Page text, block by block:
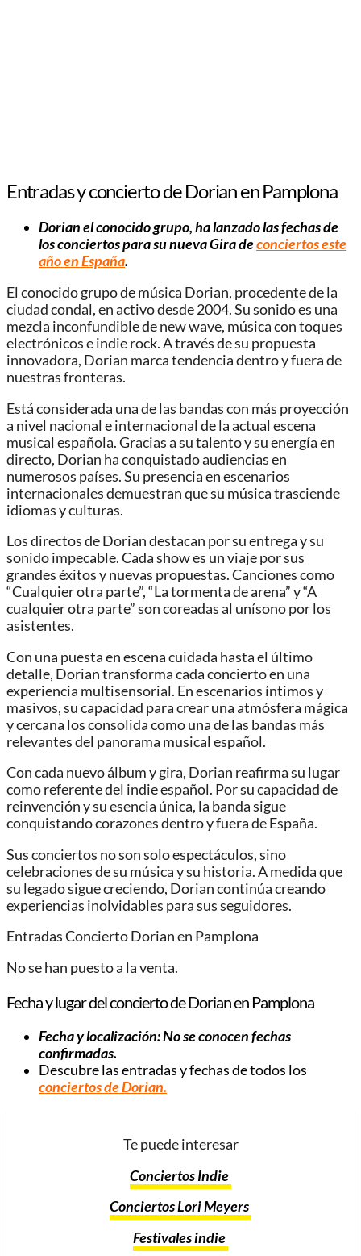
Entradas y concierto de Dorian en Pamplona
Dorian el conocido grupo, ha lanzado las fechas de
los conciertos para su nueva Gira deconciertos este
año en España.
El conocido grupo de música Dorian, procedente de la
ciudad condal, en activo desde 2004. Su sonido es una
mezcla inconfundible de new wave, música con toques
electrónicos e indie rock. A través de su propuesta
innovadora, Dorian marca tendencia dentro y fuera de
nuestras fronteras.
Está considerada una de las bandas con más proyección
a nivel nacional e internacional de la actual escena
musical española. Gracias a su talento y su energía en
directo, Dorian ha conquistado audiencias en
numerosos países. Su presencia en escenarios
internacionales demuestran que su música trasciende
idiomas y culturas.
Los directos de Dorian destacan por su entrega y su
sonido impecable. Cada show es un viaje por sus
grandes éxitos y nuevas propuestas. Canciones como
“Cualquier otra parte”, “La tormenta de arena” y “A
cualquier otra parte” son coreadas al unísono por los
asistentes.
Con una puesta en escena cuidada hasta el último
detalle, Dorian transforma cada concierto en una
experiencia multisensorial. En escenarios íntimos y
masivos, su capacidad para crear una atmósfera mágica
y cercana los consolida como una de las bandas más
relevantes del panorama musical español.
Con cada nuevo álbum y gira, Dorian reafirma su lugar
como referente del indie español. Por su capacidad de
reinvención y su esencia única, la banda sigue
conquistando corazones dentro y fuera de España.
Sus conciertos no son solo espectáculos, sino
celebraciones de su música y su historia. A medida que
su legado sigue creciendo, Dorian continúa creando
experiencias inolvidables para sus seguidores.
Entradas Concierto Dorian en Pamplona
No se han puesto a la venta.
Fecha y lugar del concierto de Dorian en Pamplona
Fecha y localización: No se conocen fechas
confirmadas.
Descubre las entradas y fechas de todos los
conciertos de Dorian.
Te puede interesar
Conciertos Indie
Conciertos Lori Meyers
Festivales indie